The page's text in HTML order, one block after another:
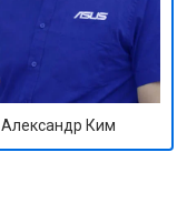
Александр Ким